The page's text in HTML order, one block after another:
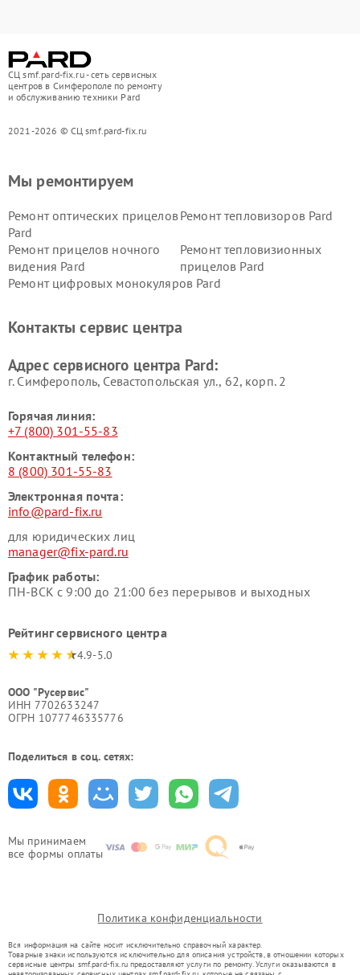
СЦ smf.pard-fix.ru - сеть сервисных
центров в Симферополе по ремонту
и обслуживанию техники Pard
2021-2026 © СЦ smf.pard-fix.ru
Мы принимаем
все формы оплаты
Мы ремонтируем
Ремонт оптических прицелов
Pard
Ремонт тепловизоров Pard
Ремонт прицелов ночного
видения Pard
Ремонт тепловизионных
прицелов Pard
Ремонт цифровых монокуляров Pard
Контакты сервис центра
Адрес сервисного центра Pard:
г. Симферополь, Севастопольская ул., 62, корп. 2
Горячая линия:
+7 (800) 301-55-83
Контактный телефон:
8 (800) 301-55-83
Электронная почта:
info@pard-fix.ru
для юридических лиц
manager@fix-pard.ru
График работы:
ПН-ВСК с 9:00 до 21:00 без перерывов и выходных
Рейтинг сервисного центра
4.9-5.0
ООО "Русервис"
ИНН 7702633247
ОГРН 1077746335776
Поделиться в соц. сетях:
Политика конфиденциальности
Вся информация на сайте носит исключительно справочный характер.
Товарные знаки используются исключительно для описания устройств, в отношении которых
сервисные центры smf.pard-fix.ru предоставляют услуги по ремонту. Услуги оказываются в